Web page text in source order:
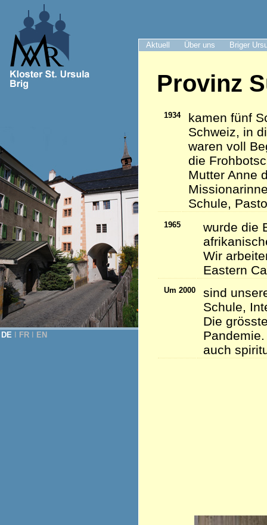
Aktuell Über uns Briger
DE FR EN
Provinz
1934
kamen fünf
Schweiz, in
waren voll
die
Mutter Anne
Schule,
1965
wurde die
Wir
Eastern
Um 2000
sind
Schule,
Die
auch